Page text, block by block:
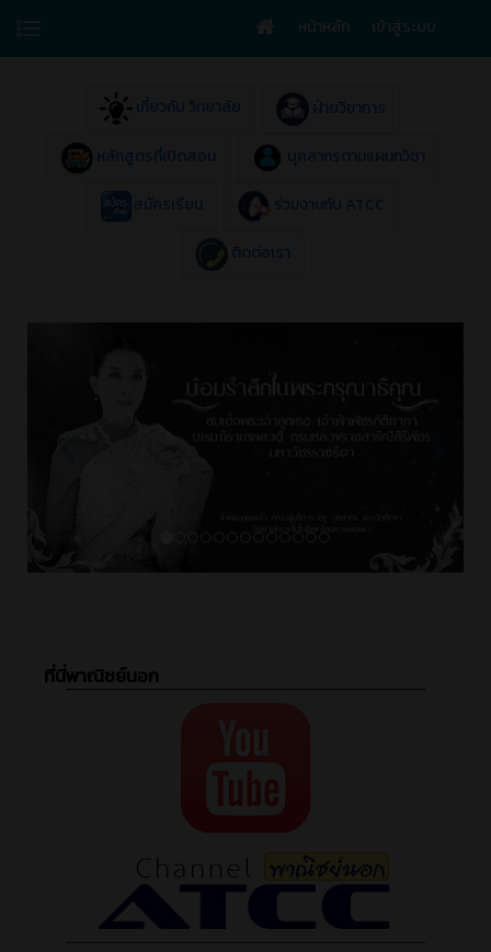
หน้าหลัก เข้าสู่ระบบ
เกี่ยวกับ วิทยาลัย ฝ่ายวิชาการ
หลักสูตรที่เปิดสอน บุคลากรตามแผนกวิชา
สมัครเรียน ร่วมงานกับ ATCC
ติดต่อเรา
ที่นี่พาณิชย์นอก